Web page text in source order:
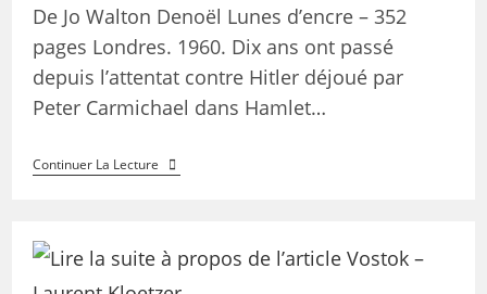
De Jo Walton Denoël Lunes d’encre – 352
pages Londres. 1960. Dix ans ont passé
depuis l’attentat contre Hitler déjoué par
Peter Carmichael dans Hamlet…
Continuer La Lecture